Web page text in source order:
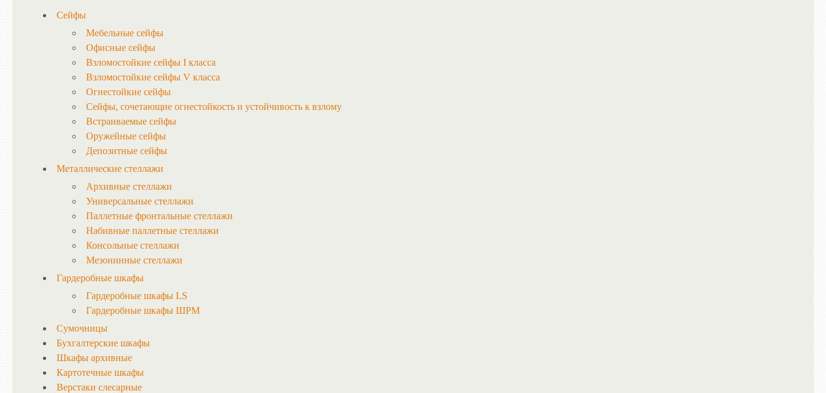
Сейфы
Мебельные сейфы
Офисные сейфы
Взломостойкие сейфы I класса
Взломостойкие сейфы V класса
Огнестойкие сейфы
Сейфы, сочетающие огнестойкость и устойчивость к взлому
Встраиваемые сейфы
Оружейные сейфы
Депозитные сейфы
Металлические стеллажи
Архивные стеллажи
Универсальные стеллажи
Паллетные фронтальные стеллажи
Набивные паллетные стеллажи
Консольные стеллажи
Мезонинные стеллажи
Гардеробные шкафы
Гардеробные шкафы LS
Гардеробные шкафы ШРМ
Сумочницы
Бухгалтерские шкафы
Шкафы архивные
Картотечные шкафы
Верстаки слесарные